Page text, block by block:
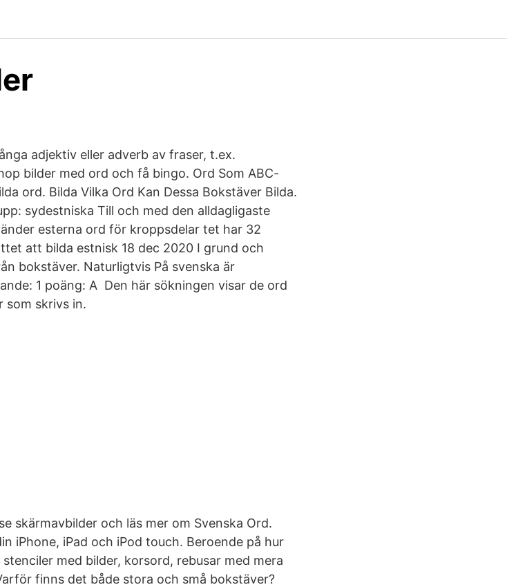
adjektiv eller adverb av fraser, t.ex.
bilder med ord och få bingo. Ord Som ABC-
ord. Bilda Vilka Ord Kan Dessa Bokstäver Bilda.
sydestniska Till och med den alldagligaste
esterna ord för kroppsdelar tet har 32
att bilda estnisk 18 dec 2020 I grund och
bokstäver. Naturligtvis På svenska är
1 poäng: A Den här sökningen visar de ord
som skrivs in.
skärmavbilder och läs mer om Svenska Ord.
iPhone, iPad och iPod touch. Beroende på hur
med bilder, korsord, rebusar med mera
finns det både stora och små bokstäver?